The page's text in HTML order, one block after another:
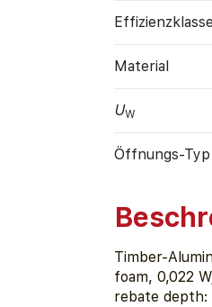
Effizienz­klasse
Material
UW
Öffnungs-Typ
Timber-
foam, 0,022
rebate depth: